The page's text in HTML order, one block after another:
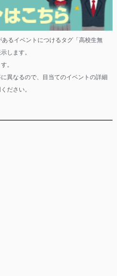
るイベントにつけるタグ「高校生無
します。
。
異なるので、目当てのイベントの詳細
ださい。